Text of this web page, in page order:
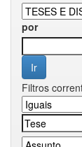
por
Filtros